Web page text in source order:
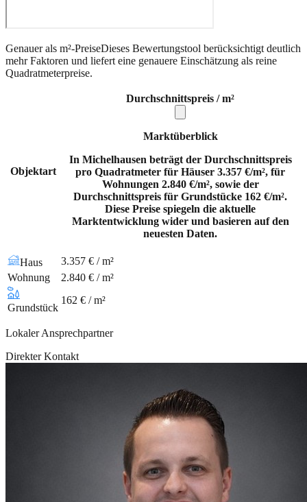
Genauer als m²-PreiseDieses Bewertungstool berücksichtigt deutlich
mehr Faktoren und liefert eine genauere Einschätzung als reine
Quadratmeterpreise.
Objektart
Durchschnittspreis / m²
Marktüberblick
In Michelhausen beträgt der Durchschnittspreis
pro Quadratmeter für Häuser 3.357 €/m², für
Wohnungen 2.840 €/m², sowie der
Durchschnittspreis für Grundstücke 162 €/m².
Diese Preise spiegeln die aktuelle
Marktentwicklung wider und basieren auf den
neuesten Daten.
Haus
3.357 € / m²
Wohnung
2.840 € / m²
Grundstück
162 € / m²
Lokaler Ansprechpartner
Direkter Kontakt